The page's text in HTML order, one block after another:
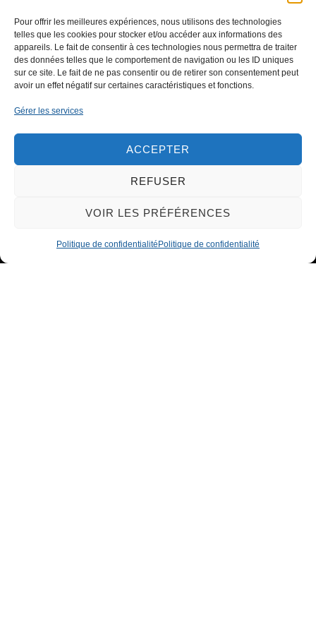
Pour offrir les meilleures expériences, nous utilisons des technologies
telles que les cookies pour stocker et/ou accéder aux informations des
appareils. Le fait de consentir à ces technologies nous permettra de traiter
des données telles que le comportement de navigation ou les ID uniques
sur ce site. Le fait de ne pas consentir ou de retirer son consentement peut
avoir un effet négatif sur certaines caractéristiques et fonctions.
Gérer les services
ACCEPTER
REFUSER
VOIR LES PRÉFÉRENCES
Politique de confidentialité Politique de confidentialité
CONTACTEZ-NOUS